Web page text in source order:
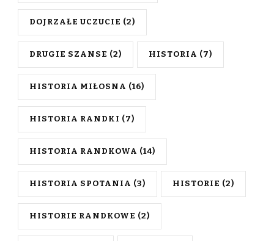
DOJRZAŁE UCZUCIE (2)
DRUGIE SZANSE (2) HISTORIA (7)
HISTORIA MIŁOSNA (16)
HISTORIA RANDKI (7)
HISTORIA RANDKOWA (14)
HISTORIA SPOTANIA (3) HISTORIE (2)
HISTORIE RANDKOWE (2)